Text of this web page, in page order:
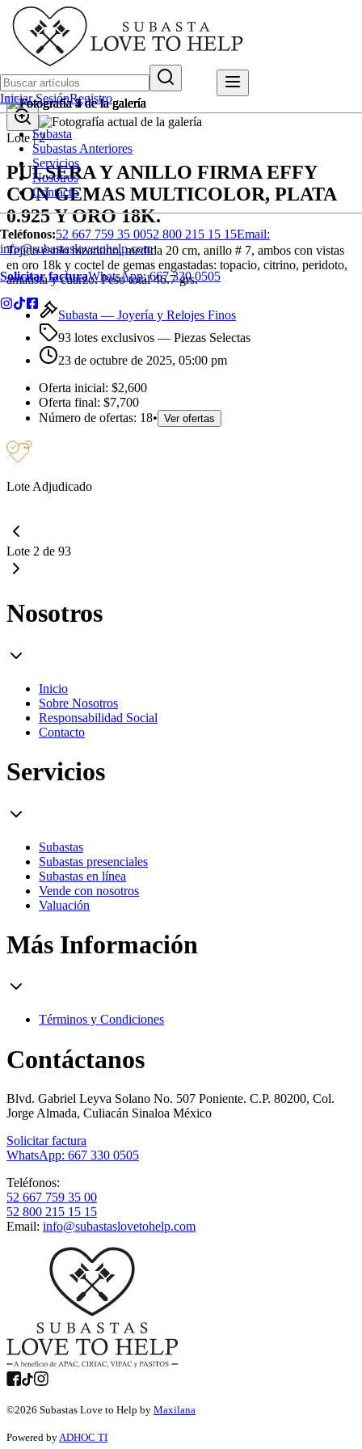
Iniciar SesiónRegistro
Subasta
Subastas Anteriores
Servicios
Nosotros
Contacto
Teléfonos:52 667 759 35 0052 800 215 15 15Email:
info@subastaslovetohelp.com
Solicitar facturaWhatsApp:667 330 0505
Lote |2
PULSERA Y ANILLO FIRMA EFFY
CON GEMAS MULTICOLOR, PLATA
0.925 Y ORO 18K.
Tejido estilo bizantino, medida 20 cm, anillo # 7, ambos con vistas
en oro 18k y coctel de gemas engastadas: topacio, citrino, peridoto,
amatista y cuarzo. Peso total 46.7 grs.
Subasta — Joyería y Relojes Finos
93 lotes exclusivos — Piezas Selectas
23 de octubre de 2025, 05:00 pm
Oferta inicial: $2,600
Oferta final: $7,700
Número de ofertas: 18• Ver ofertas
Lote Adjudicado
Lote 2 de 93
Nosotros
Inicio
Sobre Nosotros
Responsabilidad Social
Contacto
Servicios
Subastas
Subastas presenciales
Subastas en línea
Vende con nosotros
Valuación
Más Información
Términos y Condiciones
Contáctanos
Blvd. Gabriel Leyva Solano No. 507 Poniente. C.P. 80200, Col.
Jorge Almada, Culiacán Sinaloa México
Solicitar factura
WhatsApp: 667 330 0505
Teléfonos:
52 667 759 35 00
52 800 215 15 15
Email: info@subastaslovetohelp.com
©2026 Subastas Love to Help by Maxilana
Powered byADHOC TI